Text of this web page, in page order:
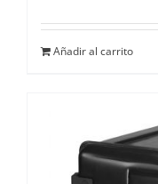
Añadir al carrito